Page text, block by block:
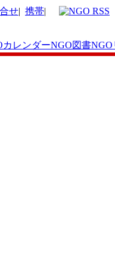
せ| 携帯|
カレンダーNGO図書NGO